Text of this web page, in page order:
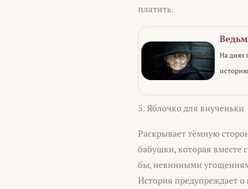
платить.
На днях
5. Яблочко для внученьки
Раскрывает тёмную
бабушки, которая вместе
бы, невинными
История предупреждает о